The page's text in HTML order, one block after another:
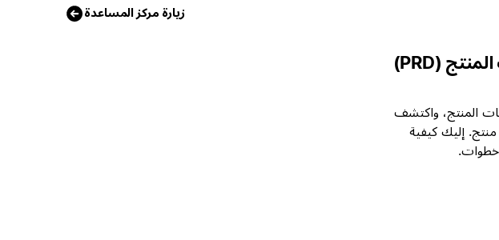
زيارة مركز المساعدة
كيفية كتابة وثيقة متطلبات المنتج (PRD)
المنتج، واكتشف
إليك كيفية
خطوات.